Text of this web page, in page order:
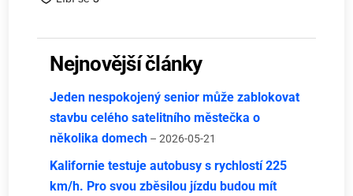
Nejnovější články
Jeden nespokojený senior může zablokovat
stavbu celého satelitního městečka o
několika domech – 2026-05-21
Kalifornie testuje autobusy s rychlostí 225
km/h. Pro svou zběsilou jízdu budou mít